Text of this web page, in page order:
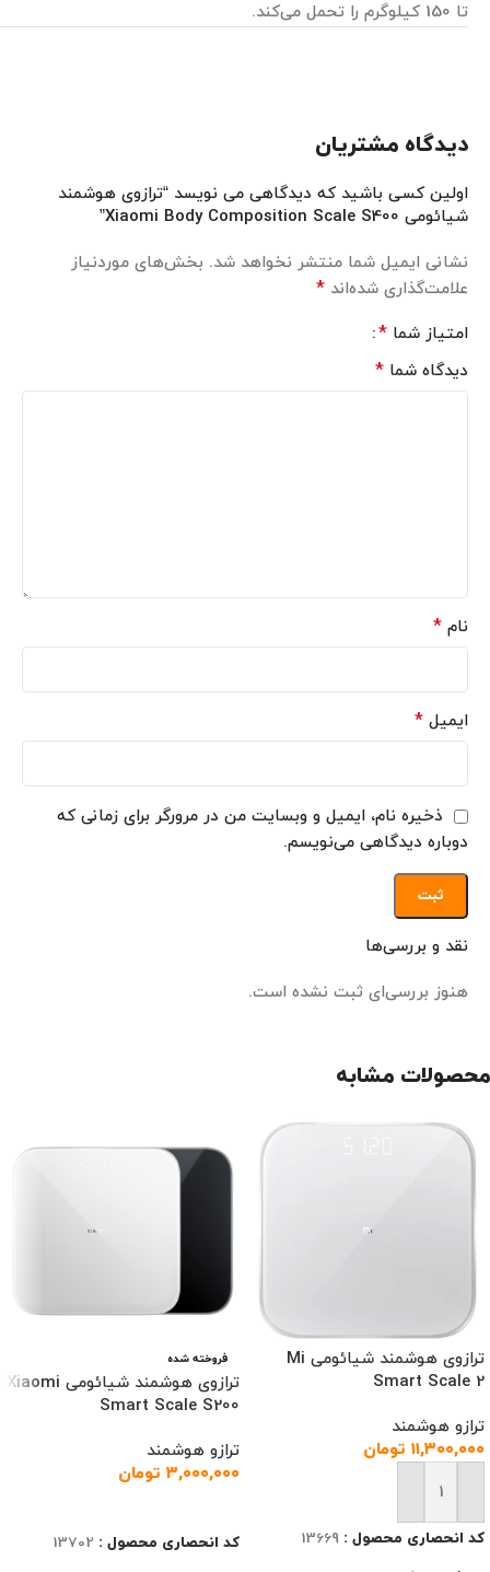
تا 150 کیلوگرم را تحمل می‌کند.
دیدگاه مشتریان
نقد و بررسی‌ها
هنوز بررسی‌ای ثبت نشده است.
اولین کسی باشید که دیدگاهی می نویسد “ترازوی هوشمند
شیائومی Xiaomi Body Composition Scale S400”
نشانی ایمیل شما منتشر نخواهد شد. بخش‌های موردنیاز
علامت‌گذاری شده‌اند *
امتیاز شما *
دیدگاه شما *
نام *
ایمیل *
ذخیره نام، ایمیل و وبسایت من در مرورگر برای زمانی که
دوباره دیدگاهی می‌نویسم.
محصولات مشابه
ترازوی هوشمند شیائومی Mi
Smart Scale 2
ترازو هوشمند
۱۱,۳۰۰,۰۰۰ تومان
افزودن به سبد خرید
کد انحصاری محصول : 13669
فروخته شده
ترازوی هوشمند شیائومی Xiaomi
Smart Scale S200
ترازو هوشمند
۳,۰۰۰,۰۰۰ تومان
کد انحصاری محصول : 13702